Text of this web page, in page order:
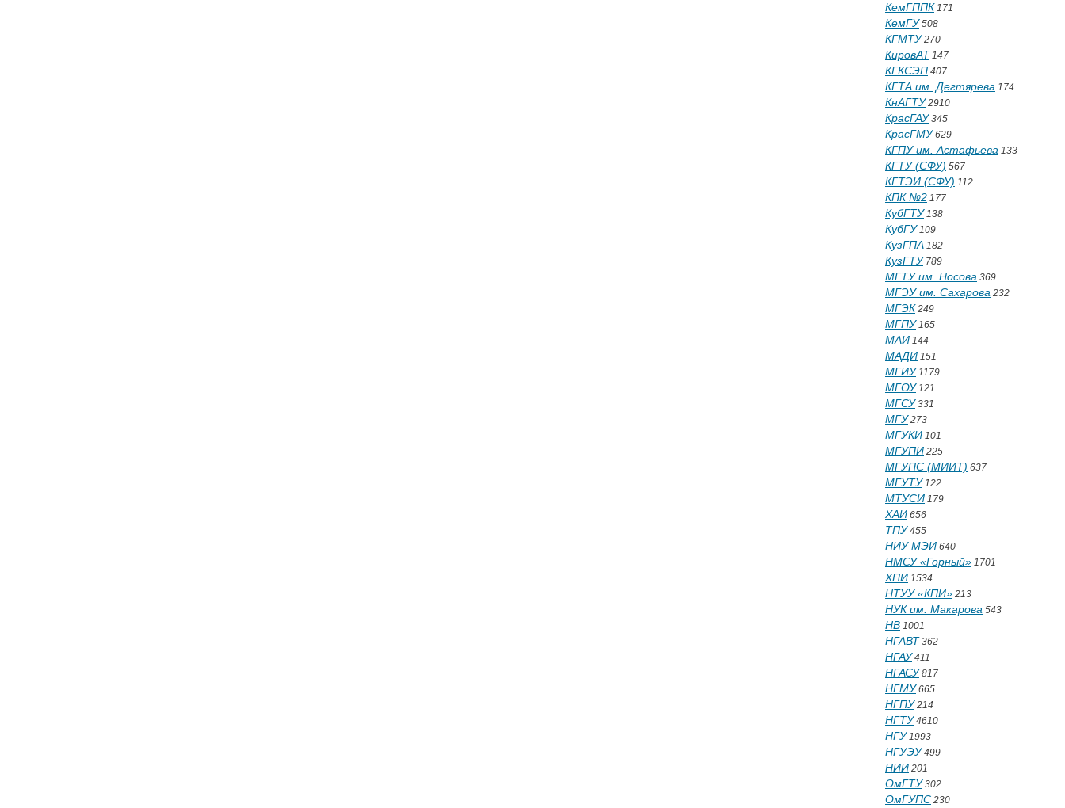
КемГППК 171
КемГУ508
КГМТУ270
КировАТ 147
КГКСЭП 407
КГТА им. Дегтярева 174
КнАГТУ2910
КрасГАУ345
КрасГМУ629
КГПУ им. Астафьева 133
КГТУ (СФУ) 567
КГТЭИ (СФУ) 112
КПК №2 177
КубГТУ138
КубГУ109
КузГПА 182
КузГТУ789
МГТУ им. Носова 369
МГЭУ им. Сахарова 232
МГЭК 249
МГПУ165
МАИ 144
МАДИ 151
МГИУ1179
МГОУ121
МГСУ331
МГУ273
МГУКИ 101
МГУПИ 225
МГУПС (МИИТ) 637
МГУТУ122
МТУСИ 179
ХАИ 656
ТПУ455
НИУ МЭИ 640
НМСУ «Горный» 1701
ХПИ 1534
НТУУ «КПИ» 213
НУК им. Макарова 543
НВ 1001
НГАВТ 362
НГАУ411
НГАСУ817
НГМУ665
НГПУ214
НГТУ4610
НГУ1993
НГУЭУ499
НИИ 201
ОмГТУ302
ОмГУПС 230